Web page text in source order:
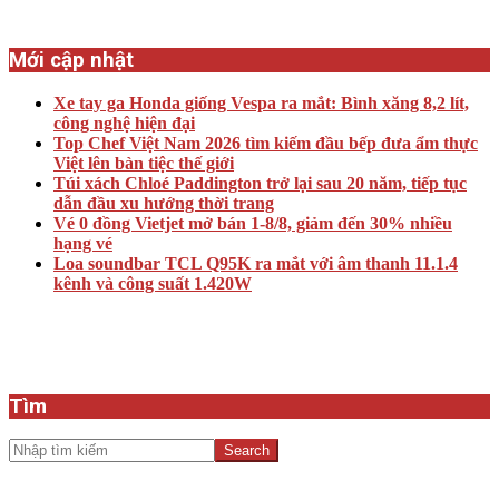
Mới cập nhật
Xe tay ga Honda giống Vespa ra mắt: Bình xăng 8,2 lít,
công nghệ hiện đại
Top Chef Việt Nam 2026 tìm kiếm đầu bếp đưa ẩm thực
Việt lên bàn tiệc thế giới
Túi xách Chloé Paddington trở lại sau 20 năm, tiếp tục
dẫn đầu xu hướng thời trang
Vé 0 đồng Vietjet mở bán 1-8/8, giảm đến 30% nhiều
hạng vé
Loa soundbar TCL Q95K ra mắt với âm thanh 11.1.4
kênh và công suất 1.420W
Tìm
Search